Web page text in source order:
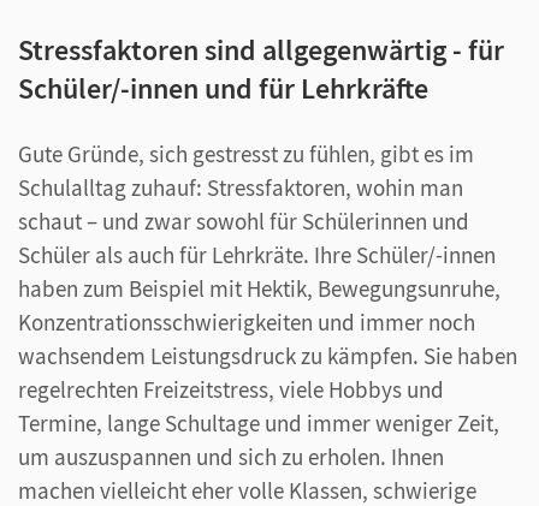
Stressfaktoren sind allgegenwärtig - für
Schüler/-innen und für Lehrkräfte
Gute Gründe, sich gestresst zu fühlen, gibt es im
Schulalltag zuhauf: Stressfaktoren, wohin man
schaut – und zwar sowohl für Schülerinnen und
Schüler als auch für Lehrkräte. Ihre Schüler/-innen
haben zum Beispiel mit Hektik, Bewegungsunruhe,
Konzentrationsschwierigkeiten und immer noch
wachsendem Leistungsdruck zu kämpfen. Sie haben
regelrechten Freizeitstress, viele Hobbys und
Termine, lange Schultage und immer weniger Zeit,
um auszuspannen und sich zu erholen. Ihnen
machen vielleicht eher volle Klassen, schwierige